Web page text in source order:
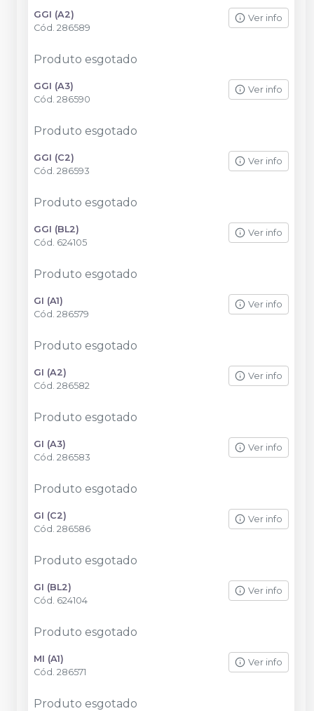
GGI (A2)
Cód. 286589
Ver info
Produto esgotado
GGI (A3)
Cód. 286590
Ver info
Produto esgotado
GGI (C2)
Cód. 286593
Ver info
Produto esgotado
GGI (BL2)
Cód. 624105
Ver info
Produto esgotado
GI (A1)
Cód. 286579
Ver info
Produto esgotado
GI (A2)
Cód. 286582
Ver info
Produto esgotado
GI (A3)
Cód. 286583
Ver info
Produto esgotado
GI (C2)
Cód. 286586
Ver info
Produto esgotado
GI (BL2)
Cód. 624104
Ver info
Produto esgotado
MI (A1)
Cód. 286571
Ver info
Produto esgotado